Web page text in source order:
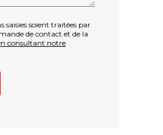
soient traitées par
de contact et de la
consultant notre